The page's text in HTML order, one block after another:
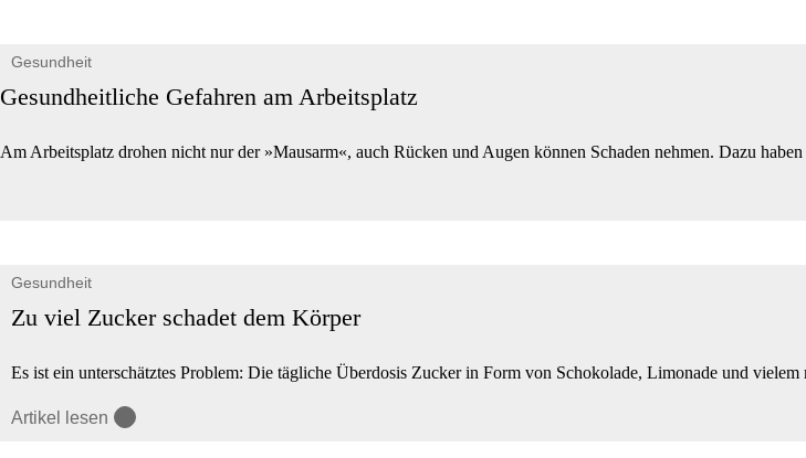
Gesundheit
Gesundheitliche Gefahren am Arbeitsplatz
Am Arbeitsplatz drohen nicht nur der »Mausarm«, auch Rücken und Augen können Schaden nehmen. Dazu
Gesundheit
Zu viel Zucker schadet dem Körper
Es ist ein unterschätztes Problem: Die tägliche Überdosis Zucker in Form von Schokolade, Limonade und
Artikel lesen